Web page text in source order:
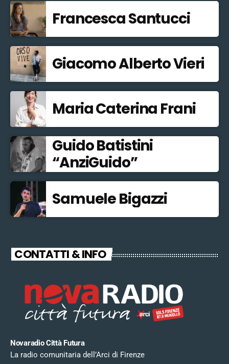
Francesca Santucci
Giacomo Alberto Vieri
Maria Caterina Frani
Guido Batistini
“AnziGuido”
Samuele Bigazzi
CONTATTI & INFO
Novaradio Città Futura
La radio comunitaria dell’Arci di Firenze